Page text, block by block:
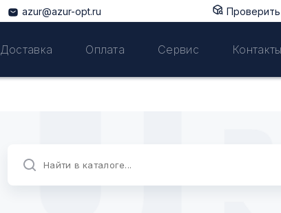
azur@azur-opt.ru Проверить
Доставка Оплата Сервис Контакты